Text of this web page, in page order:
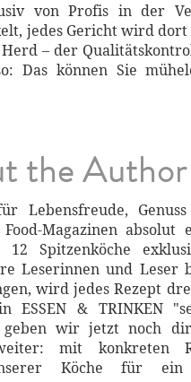
von Profis in der
jedes Gericht wird dort
– der
Das können Sie
the Author
Lebensfreude,
Magazinen
12 Spitzenköche
Leserinnen und Leser
wird jedes Rezept
& TRINKEN
geben wir jetzt noch
mit konkreten
Köche für ein